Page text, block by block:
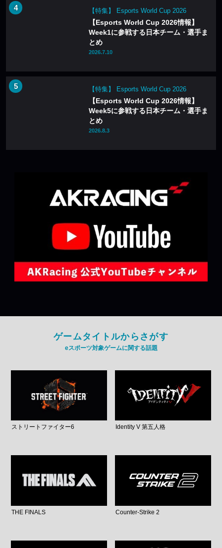
【特集】 Esports World Cup 2026
【Esports World Cup 2026情報】
Week1に参戦する日本チーム・選手ま
とめ
2026.7.10
【特集】 Esports World Cup 2026
【Esports World Cup 2026情報】
Week5に参戦する日本チーム・選手ま
とめ
2026.8.3
ゲームタイトルからさがす
eスポーツ対象ゲームに関する話題
ストリートファイター6 Identity V 第五人格
THE FINALS Counter-Strike 2